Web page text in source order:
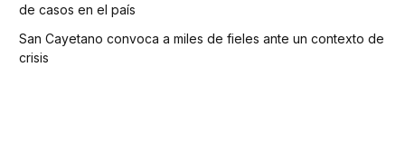
de casos en el país
San Cayetano convoca a miles de fieles ante un contexto de
crisis